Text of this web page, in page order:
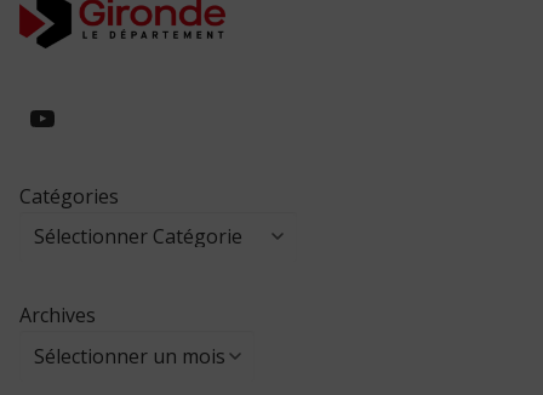
https://www.youtube.com/
Catégories
Archives